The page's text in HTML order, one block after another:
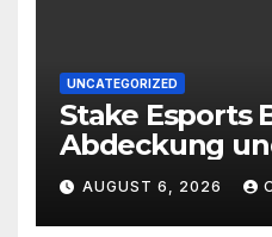
UNCATEGORIZED
Stake Esports
Abdeckung
AUGUST 6, 2026